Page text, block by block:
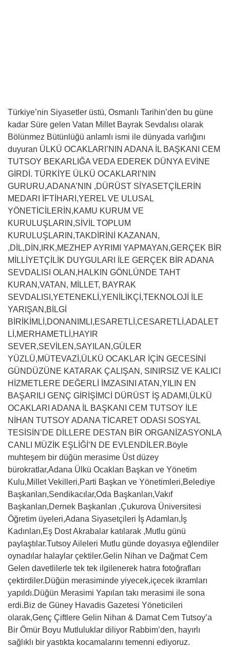
Türkiye’nin Siyasetler üstü, Osmanlı Tarihin’den bu güne
kadar Süre gelen Vatan Millet Bayrak Sevdalısı olarak
Bölünmez Bütünlüğü anlamlı ismi ile dünyada varlığını
duyuran ÜLKÜ OCAKLARI’NIN ADANA İL BAŞKANI CEM
TUTSOY BEKARLIĞA VEDA EDEREK DÜNYA EVİNE
GİRDİ. TÜRKİYE ÜLKÜ OCAKLARI’NIN
GURURU,ADANA’NIN ,DÜRÜST SİYASETÇİLERİN
MEDARI İFTİHARI,YEREL VE ULUSAL
YÖNETİCİLERİN,KAMU KURUM VE
KURULUŞLARIN,SİVİL TOPLUM
KURULUŞLARIN,TAKDİRİNİ KAZANAN,
,DİL,DİN,IRK,MEZHEP AYRIMI YAPMAYAN,GERÇEK BİR
MİLLİYETÇİLİK DUYGULARI İLE GERÇEK BİR ADANA
SEVDALISI OLAN,HALKIN GÖNLÜNDE TAHT
KURAN,VATAN, MİLLET, BAYRAK
SEVDALISI,YETENEKLİ,YENİLİKÇİ,TEKNOLOJİ İLE
YARIŞAN,BİLGİ
BİRİKİMLİ,DONANIMLI,ESARETLİ,CESARETLİ,ADALET
Lİ,MERHAMETLİ,HAYIR
SEVER,SEVİLEN,SAYILAN,GÜLER
YÜZLÜ,MÜTEVAZİ,ÜLKÜ OCAKLAR İÇİN GECESİNİ
GÜNDÜZÜNE KATARAK ÇALIŞAN, SINIRSIZ VE KALICI
HİZMETLERE DEĞERLİ İMZASINI ATAN,YILIN EN
BAŞARILI GENÇ GİRİŞİMCİ DÜRÜST İŞ ADAMI,ÜLKÜ
OCAKLARI ADANA İL BAŞKANI CEM TUTSOY İLE
NİHAN TUTSOY ADANA TİCARET ODASI SOSYAL
TESİSİN’DE DİLLERE DESTAN BİR ORGANİZASYONLA
CANLI MÜZİK EŞLİĞİ’N DE EVLENDİLER.Böyle
muhteşem bir düğün merasime Üst düzey
bürokratlar,Adana Ülkü Ocakları Başkan ve Yönetim
Kulu,Millet Vekilleri,Parti Başkan ve Yönetimleri,Belediye
Başkanları,Sendikacılar,Oda Başkanları,Vakıf
Başkanları,Dernek Başkanları ,Çukurova Üniversitesi
Öğretim üyeleri,Adana Siyasetçileri İş Adamları,İş
Kadınları,Eş Dost Akrabalar katılarak ,Mutlu günü
paylaştılar.Tutsoy Aileleri Mutlu günde doyasıya eğlendiler
oynadılar halaylar çektiler.Gelin Nihan ve Dağmat Cem
Gelen davetlilerle tek tek ilgilenerek hatıra fotoğrafları
çektirdiler.Düğün merasiminde yiyecek,içecek ikramları
yapıldı.Düğün Merasimi Yapılan takı merasimi ile sona
erdi.Biz de Güney Havadis Gazetesi Yöneticileri
olarak,Genç Çiftlere Gelin Nihan & Damat Cem Tutsoy’a
Bir Ömür Boyu Mutluluklar diliyor Rabbim’den, hayırlı
sağlıklı bir yastıkta kocamalarını temenni ediyoruz.